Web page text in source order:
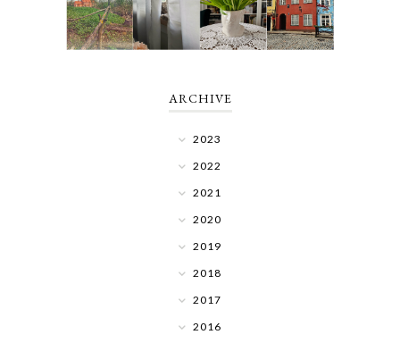
ARCHIVE
2023
2022
2021
2020
2019
2018
2017
2016